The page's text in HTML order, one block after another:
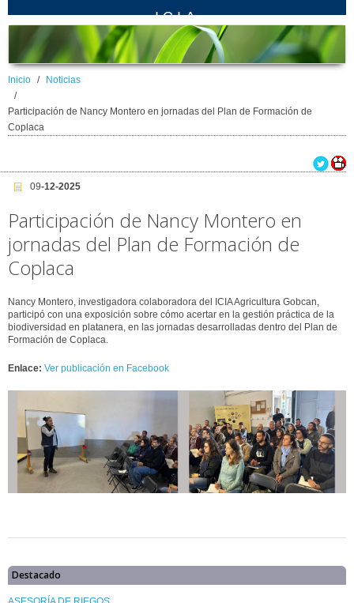
ICIA
Inicio Noticias
Participación de Nancy Montero en jornadas del Plan de Formación de
Coplaca
09-12-2025
Participación de Nancy Montero en
jornadas del Plan de Formación de
Coplaca
Nancy Montero, investigadora colaboradora del ICIA Agricultura Gobcan,
participó con una exposición sobre cómo acertar en la gestión práctica de la
biodiversidad en platanera, en las jornadas desarrolladas dentro del Plan de
Formación de Coplaca.
Enlace: Ver publicación en Facebook
Destacado